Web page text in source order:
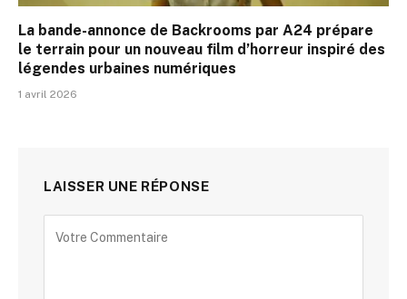
La bande-annonce de Backrooms par A24 prépare
le terrain pour un nouveau film d’horreur inspiré des
légendes urbaines numériques
1 avril 2026
LAISSER UNE RÉPONSE